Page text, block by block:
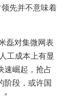
先并不意味着
工成本上有显
速崛起，抢占
阶段，或许国
”